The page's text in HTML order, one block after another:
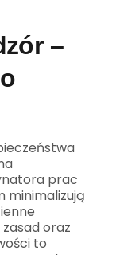
–
prac
minimalizują
oraz
to